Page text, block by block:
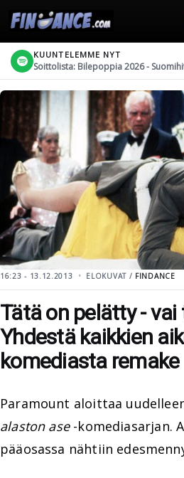
KUUNTELEMME NYT
Soittolista: Bilepoppia 2026 -
16:23 - 13.12.2013 ELOKUVAT / FINDANCE
Tätä on pelätty -
Yhdestä kaikkien
komediasta remake
Paramount aloittaa
alaston ase-komediasarjan.
pääosassa nähtiin